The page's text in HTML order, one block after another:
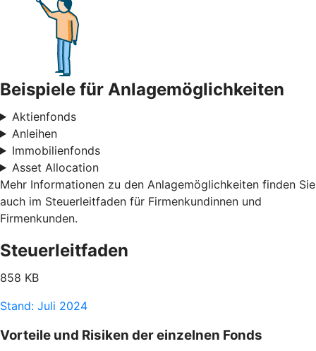
Beispiele für Anlagemöglichkeiten
Aktienfonds
Anleihen
Immobilienfonds
Asset Allocation
Mehr Informationen zu den Anlagemöglichkeiten finden Sie
auch im Steuerleitfaden für Firmenkundinnen und
Firmenkunden.
Steuerleitfaden
858 KB
Stand: Juli 2024
Vorteile und Risiken der einzelnen Fonds